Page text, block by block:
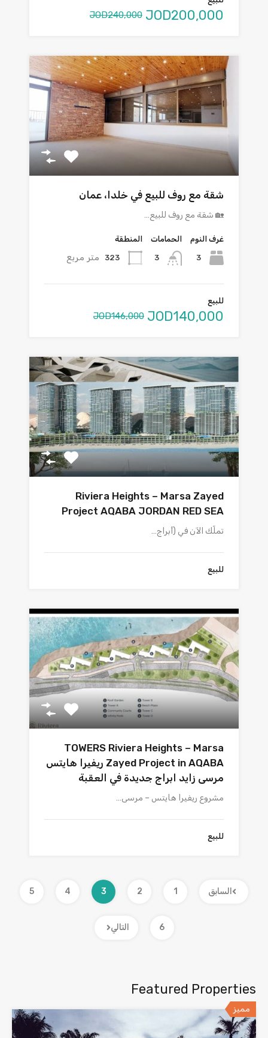
JOD200,000
JOD240,000
شقة مع روف للبيع في خلدا، عمان
🏡 شقة مع روف للبيع…
غرف النوم
3
الحمامات
3
المنطقة
323 متر مربع
للبيع
JOD140,000
JOD146,000
Riviera Heights – Marsa Zayed
Project AQABA JORDAN RED SEA
تملّك الآن في (أبراج…
للبيع
TOWERS Riviera Heights – Marsa
Zayed Project in AQABA ريفيرا هايتس
مرسى زايد ابراج جديدة في العقبة
مشروع ريفيرا هايتس – مرسى…
للبيع
السابق 1
2
3
4
5
6 التالي
Featured Properties
مميز